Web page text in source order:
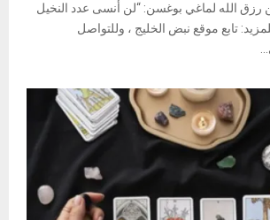
رزق الله لماغي بوغسن: “لن أنسى عدد النخيل
تابع موقع نبض الخليج ، وللتواصل